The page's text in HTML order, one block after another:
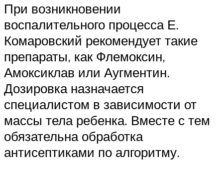
При возникновении
воспалительного процесса Е.
Комаровский рекомендует такие
препараты, как Флемоксин,
Амоксиклав или Аугментин.
Дозировка назначается
специалистом в зависимости от
массы тела ребенка. Вместе с тем
обязательна обработка
антисептиками по алгоритму.